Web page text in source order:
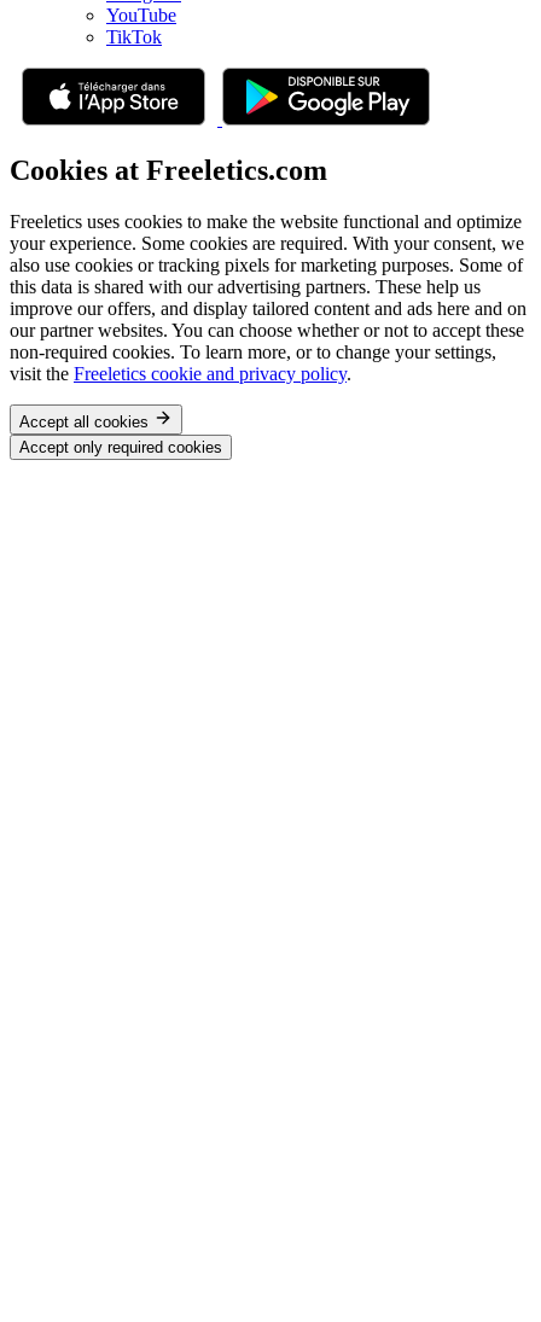
YouTube
TikTok
Cookies at Freeletics.com
Freeletics uses cookies to make the website functional and optimize
your experience. Some cookies are required. With your consent, we
also use cookies or tracking pixels for marketing purposes. Some of
this data is shared with our advertising partners. These help us
improve our offers, and display tailored content and ads here and on
our partner websites. You can choose whether or not to accept these
non-required cookies. To learn more, or to change your settings,
visit the Freeletics cookie and privacy policy.
Accept all cookies
Accept only required cookies